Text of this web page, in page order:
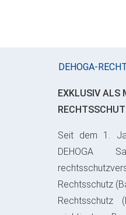
DEHOGA-
EXKLUSIV ALS
Seit dem 1.
DEHOGA
Rechtsschutz
Rechtsschutz